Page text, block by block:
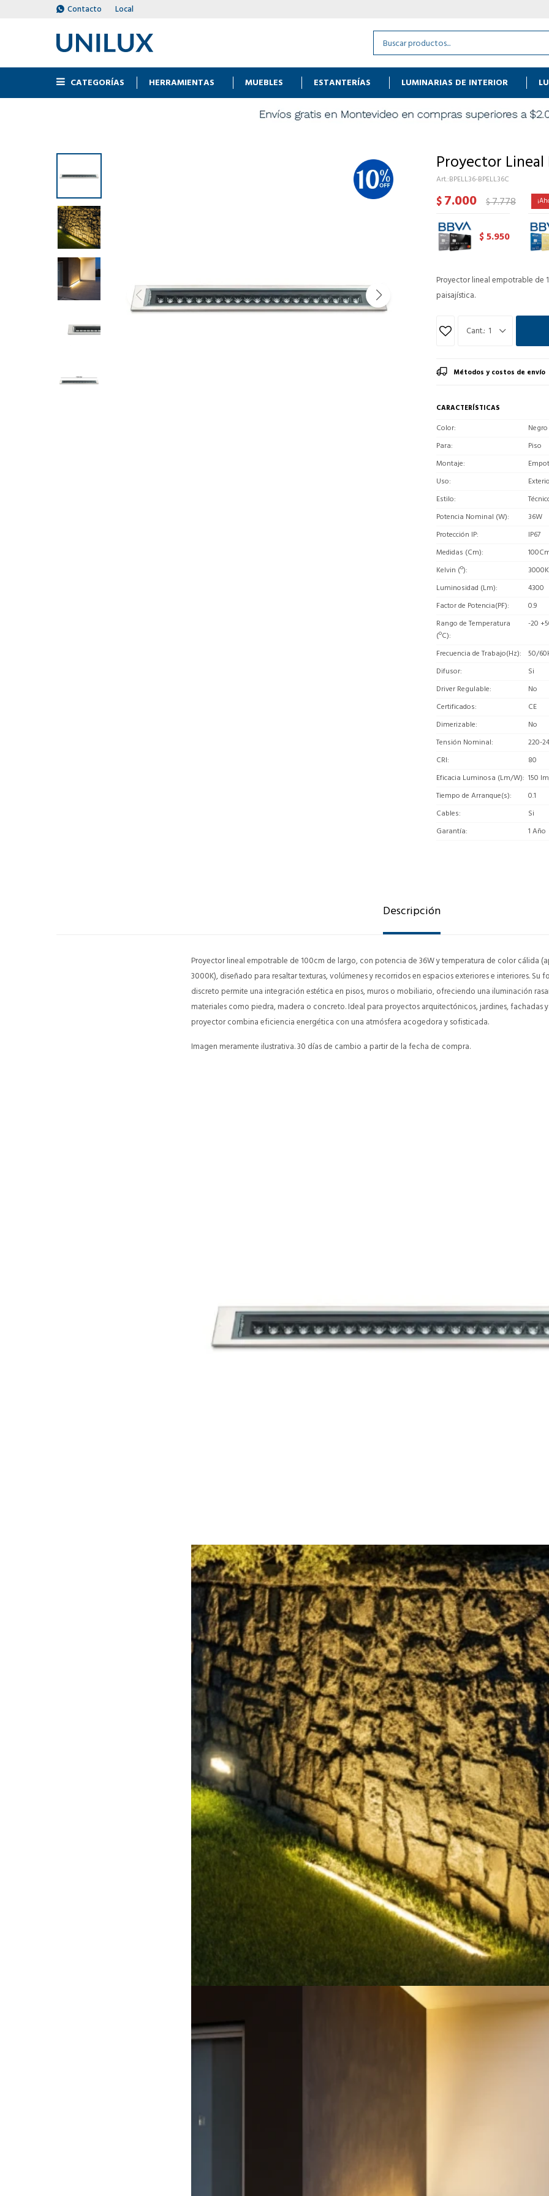
CATEGORÍAS HERRAMIENTAS MUEBLES ESTANTERÍAS LUMINARIAS DE INTERIOR
Contacto Local
Proyector
BPELL36-BPELL36C
$7.000 $7.778
$5.950
Proyector lineal empotrable de
paisajística.
1
Métodos y costos de envío
CARACTERÍSTICAS
Color
Negro
Para
Piso
Montaje
Uso
Estilo
Potencia Nominal (W)
36W
Protección IP
IP67
Medidas (Cm)
Kelvin (º)
3000K
Luminosidad (Lm)
4300
Factor de Potencia(PF)
0.9
Rango de Temperatura
(ºC)
-20
Frecuencia de Trabajo(Hz)
50/
Difusor
Si
Driver Regulable
No
Certificados
CE
Dimerizable
No
Tensión Nominal
220-
CRI
80
Eficacia Luminosa (Lm/W) 150
Tiempo de Arranque(s)
0.1
Cables
Si
Garantía
1 Año
Descripción
Proyector lineal empotrable de 100cm de largo, con potencia de 36W y temperatura de color cálida
3000K), diseñado para resaltar texturas, volúmenes y recorridos en espacios exteriores e interiores. Su
discreto permite una integración estética en pisos, muros o mobiliario, ofreciendo una iluminación
materiales como piedra, madera o concreto. Ideal para proyectos arquitectónicos, jardines, fachadas y
proyector combina eficiencia energética con una atmósfera acogedora y sofisticada.
Imagen meramente ilustrativa. 30 días de cambio a partir de la fecha de compra.